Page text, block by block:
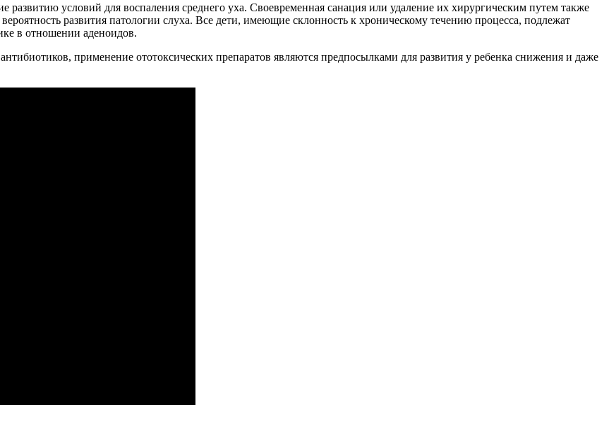
условий для воспаления среднего уха. Своевременная санация или удаление их хирургическим путем также
развития патологии слуха. Все дети, имеющие склонность к хроническому течению процесса, подлежат
в отношении аденоидов.
применение ототоксических препаратов являются предпосылками для развития у ребенка снижения и даже